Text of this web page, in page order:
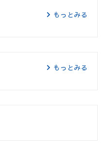
もっとみる
もっとみる